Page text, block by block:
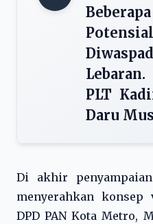
PLT
Daru
Di akhir
menyerahkan
DPD PAN Kota Metro,